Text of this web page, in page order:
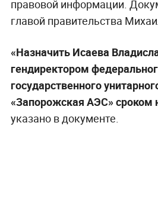
правовой информации.
главой правительства
«Назначить Исаева
гендиректором
государственного
«Запорожская АЭС» сроком
указано в документе.